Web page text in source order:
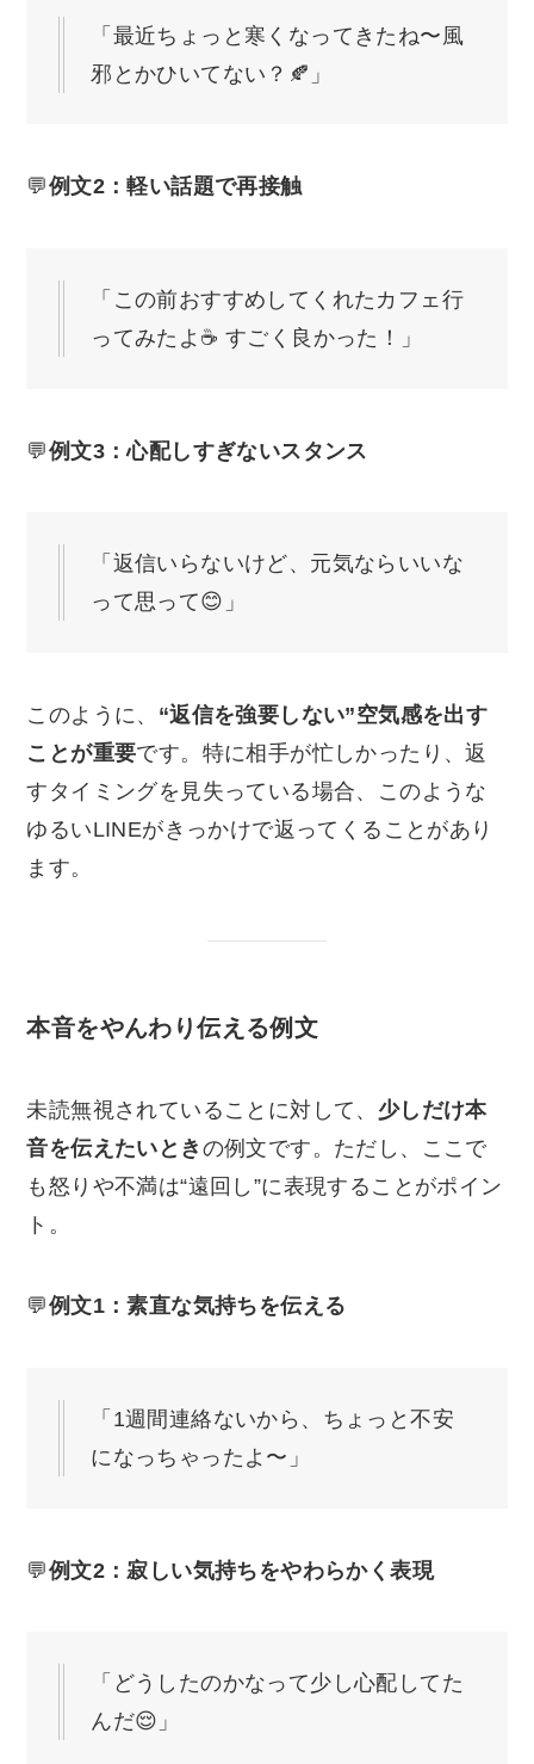
「最近ちょっと寒くなってきたね〜風
邪とかひいてない？🍂」
💬例文2：軽い話題で再接触
「この前おすすめしてくれたカフェ行
ってみたよ☕ すごく良かった！」
💬例文3：心配しすぎないスタンス
「返信いらないけど、元気ならいいな
って思って😊」
このように、 “返信を強要しない”空気感を出す
ことが重要です。特に相手が忙しかったり、返
すタイミングを見失っている場合、このような
ゆるいLINEがきっかけで返ってくることがあり
ます。
本音をやんわり伝える例文
未読無視されていることに対して、 少しだけ本
音を伝えたいとき の例文です。ただし、ここで
も怒りや不満は“遠回し”に表現することがポイン
ト。
💬例文1：素直な気持ちを伝える
「1週間連絡ないから、ちょっと不安
になっちゃったよ〜」
💬例文2：寂しい気持ちをやわらかく表現
「どうしたのかなって少し心配してた
んだ😌」